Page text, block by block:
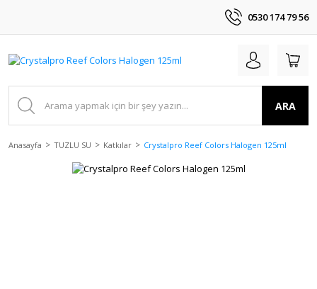
0530 174 79 56
ARA
Anasayfa TUZLU SU Katkılar Crystalpro Reef Colors Halogen 125ml